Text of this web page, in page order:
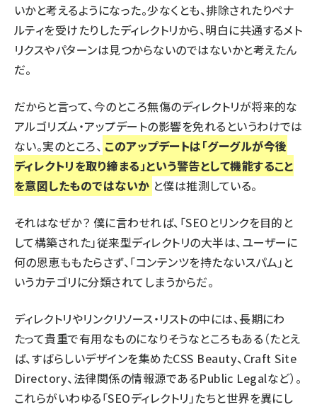
いかと考えるようになった。少なくとも、排除されたりペナ
ルティを受けたりしたディレクトリから、明白に共通するメト
リクスやパターンは見つからないのではないかと考えたん
だ。
だからと言って、今のところ無傷のディレクトリが将来的な
アルゴリズム・アップデートの影響を免れるというわけでは
ない。実のところ、 このアップデートは「グーグルが今後
ディレクトリを取り締まる」という警告として機能すること
を意図したものではないか と僕は推測している。
それはなぜか？ 僕に言わせれば、「SEOとリンクを目的と
して構築された」従来型ディレクトリの大半は、ユーザーに
何の恩恵ももたらさず、「コンテンツを持たないスパム」と
いうカテゴリに分類されてしまうからだ。
ディレクトリやリンクリソース・リストの中には、長期にわ
たって貴重で有用なものになりそうなところもある（たとえ
ば、すばらしいデザインを集めたCSS Beauty、Craft Site
Directory、法律関係の情報源であるPublic Legalなど）。
これらがいわゆる「SEOディレクトリ」たちと世界を異にし